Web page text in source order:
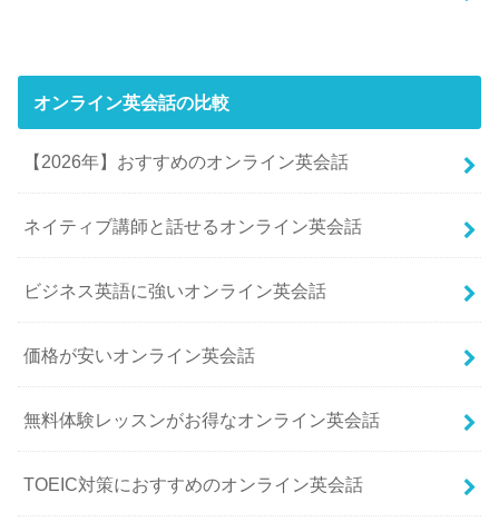
オンライン英会話の比較
【2026年】おすすめのオンライン英会話
ネイティブ講師と話せるオンライン英会話
ビジネス英語に強いオンライン英会話
価格が安いオンライン英会話
無料体験レッスンがお得なオンライン英会話
TOEIC対策におすすめのオンライン英会話